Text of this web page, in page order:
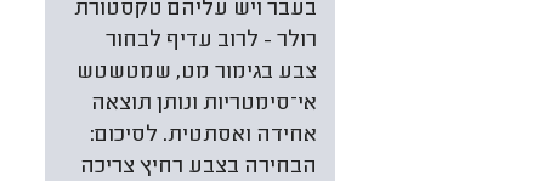
בעבר ויש עליהם טקסטורת
רולר - לרוב עדיף לבחור
צבע בגימור מט, שמטשטש
אי־סימטריות ונותן תוצאה
אחידה ואסתטית. לסיכום:
הבחירה בצבע רחיץ צריכה